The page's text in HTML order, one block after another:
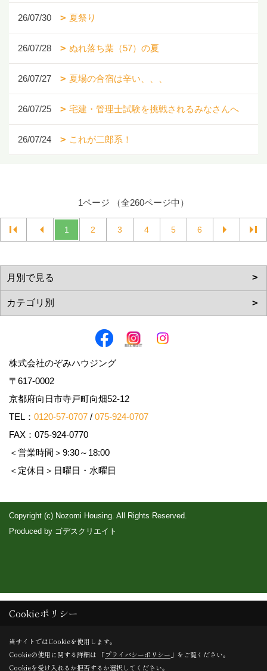
26/07/30 夏祭り
26/07/28 ぬれ落ち葉（57）の夏
26/07/27 夏場の合宿は辛い、、、
26/07/25 宅建・管理士試験を挑戦されるみなさんへ
26/07/24 これが二郎系！
1ページ （全260ページ中）
1 2 3 4 5 6
株式会社のぞみハウジング
〒617-0002
京都府向日市寺戸町向畑52-12
TEL： 0120-57-0707 / 075-924-0707
FAX：075-924-0770
＜営業時間＞9:30～18:00
＜定休日＞日曜日・水曜日
Copyright (c) Nozomi Housing. All Rights Reserved.
Produced by ゴデスクリエイト
Cookieポリシー
当サイトではCookieを使用します。
Cookieの使用に関する詳細は 「プライバシーポリシー 」をご覧ください。
Cookieを受け入れるか拒否するか選択してください。